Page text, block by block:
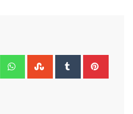
LinkedIn WhatsappStumbleUpon
Tumblr